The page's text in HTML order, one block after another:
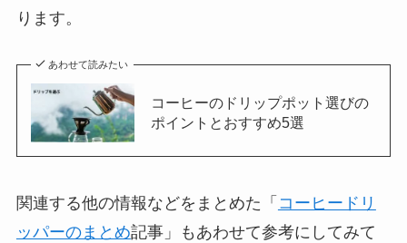
ります。
あわせて読みたい
コーヒーのドリップポット選びの
ポイントとおすすめ5選
関連する他の情報などをまとめた「 コーヒードリ
ッパーのまとめ記事」もあわせて参考にしてみて